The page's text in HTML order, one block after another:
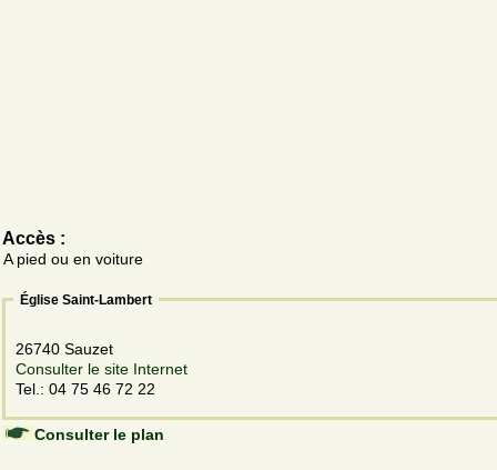
Accès :
A pied ou en voiture
Église Saint-Lambert
26740 Sauzet
Consulter le site Internet
Tel.: 04 75 46 72 22
Consulter le plan